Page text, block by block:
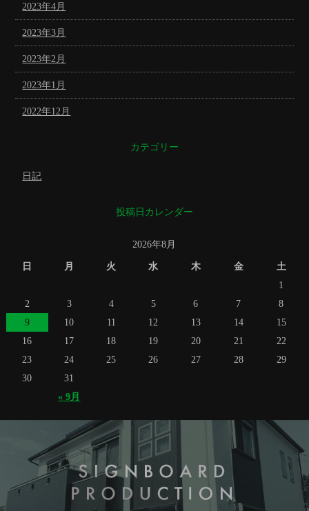
2023年4月
2023年3月
2023年2月
2023年1月
2022年12月
カテゴリー
日記
投稿日カレンダー
2026年8月
日 月 火 水 木 金 土
« 9月
1
2
3 4 5 6 7
8
9
10 11 12 13 14
15
16
17 18 19 20 21
22
23
24 25 26 27 28
29
30
31